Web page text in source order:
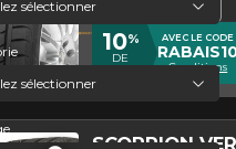
PneuRunflat
Hasard routier
4.5/5
10%
DE
RABAIS
AVEC LE CODE
Conditions
SCORPION